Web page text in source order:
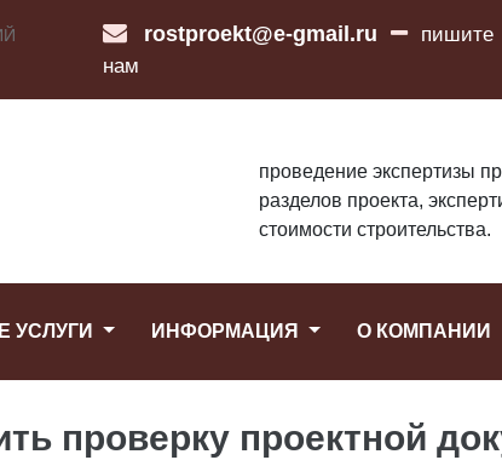
rostproekt@e-gmail.ru
пишите
нам
проведение экспертизы
разделов проекта,
стоимости строительства.
УСЛУГИ ИНФОРМАЦИЯ О КОМПАНИИ
проверку проектной